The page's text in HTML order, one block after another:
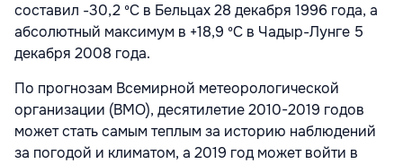
составил -30,2 ºC в Бельцах 28 декабря 1996 года, а
абсолютный максимум в +18,9 ºC в Чадыр-Лунге 5
декабря 2008 года.
По прогнозам Всемирной метеорологической
организации (ВМО), десятилетие2010-2019 годов
может стать самым теплым за историю наблюдений
за погодой и климатом, а 2019 год может войти в